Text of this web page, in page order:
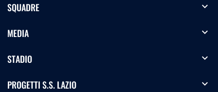
SQUADRE expand_more
MEDIA expand_more
STADIO expand_more
PROGETTI S.S. LAZIO expand_more